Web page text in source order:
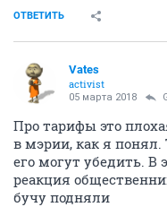
ОТВЕТИТЬ
Vates
activist
05 марта 2018
Про тарифы это
в мэрии, как я понял.
его могут убедить. В
реакция
бучу подняли